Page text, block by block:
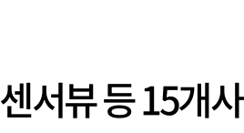
서뷰 등 15개